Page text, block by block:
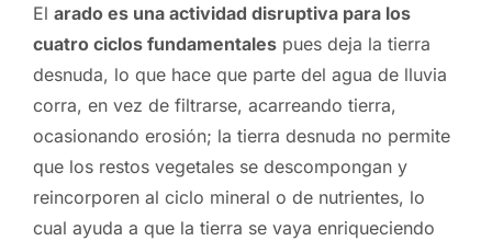
El arado es una actividad disruptiva para los
cuatro ciclos fundamentales pues deja la tierra
desnuda, lo que hace que parte del agua de lluvia
corra, en vez de filtrarse, acarreando tierra,
ocasionando erosión; la tierra desnuda no permite
que los restos vegetales se descompongan y
reincorporen al ciclo mineral o de nutrientes, lo
cual ayuda a que la tierra se vaya enriqueciendo